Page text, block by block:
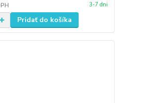
3-7 dni
Pridať do košíka